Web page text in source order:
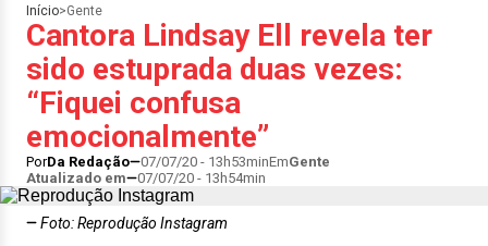
Início>Gente
Cantora Lindsay Ell revela ter
sido estuprada duas vezes:
“Fiquei confusa
emocionalmente”
PorDa Redação 07/07/20 - 13h53minEmGente
Atualizado em
07/07/20 - 13h54min
Foto: Reprodução Instagram